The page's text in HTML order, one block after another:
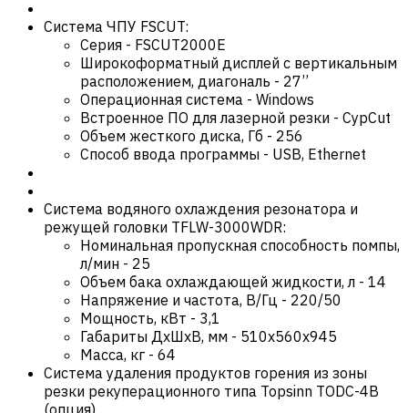
Система ЧПУ FSCUT:
Серия - FSCUT2000E
Широкоформатный дисплей с вертикальным
расположением, диагональ - 27’’
Операционная система - Windows
Встроенное ПО для лазерной резки - CypCut
Объем жесткого диска, Гб - 256
Способ ввода программы - USB, Ethernet
Система водяного охлаждения резонатора и
режущей головки TFLW-3000WDR:
Номинальная пропускная способность помпы,
л/мин - 25
Объем бака охлаждающей жидкости, л - 14
Напряжение и частота, В/Гц - 220/50
Мощность, кВт - 3,1
Габариты ДхШхВ, мм - 510х560х945
Масса, кг - 64
Система удаления продуктов горения из зоны
резки рекуперационного типа Topsinn TODC-4B
(опция)